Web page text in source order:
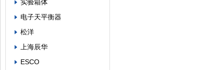
实验箱体
电子天平衡器
松洋
上海辰华
ESCO